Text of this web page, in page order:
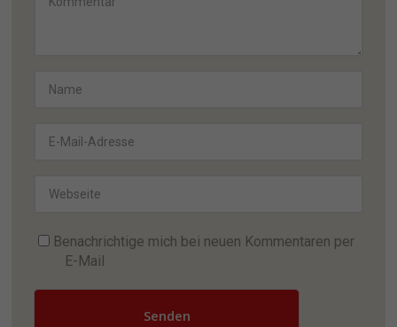
Benachrichtige mich bei neuen Kommentaren per
E-Mail
Senden